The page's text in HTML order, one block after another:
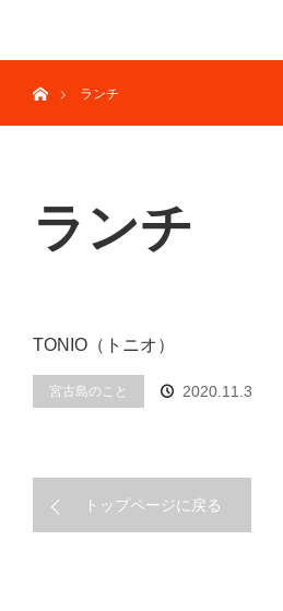
ランチ
ランチ
TONIO（トニオ）
宮古島のこと 2020.11.3
トップページに戻る